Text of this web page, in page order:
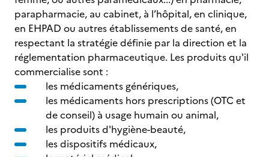
parapharmacie, au cabinet, à l’hôpital, en clinique,
en EHPAD ou autres établissements de santé, en
respectant la stratégie définie par la direction et la
réglementation pharmaceutique. Les produits qu'il
commercialise sont :
les médicaments génériques,
les médicaments hors prescriptions (OTC et
de conseil) à usage humain ou animal,
les produits d'hygiène-beauté,
les dispositifs médicaux,